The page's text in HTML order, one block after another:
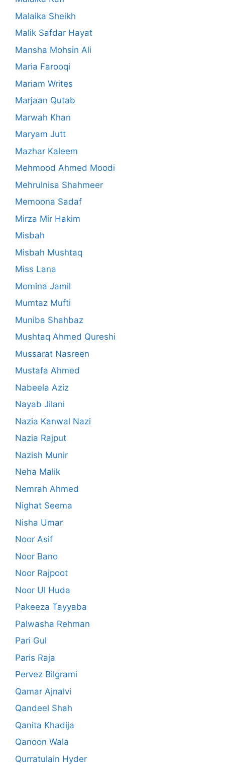
Malaika Sheikh
Malik Safdar Hayat
Mansha Mohsin Ali
Maria Farooqi
Mariam Writes
Marjaan Qutab
Marwah Khan
Maryam Jutt
Mazhar Kaleem
Mehmood Ahmed Moodi
Mehrulnisa Shahmeer
Memoona Sadaf
Mirza Mir Hakim
Misbah
Misbah Mushtaq
Miss Lana
Momina Jamil
Mumtaz Mufti
Muniba Shahbaz
Mushtaq Ahmed Qureshi
Mussarat Nasreen
Mustafa Ahmed
Nabeela Aziz
Nayab Jilani
Nazia Kanwal Nazi
Nazia Rajput
Nazish Munir
Neha Malik
Nemrah Ahmed
Nighat Seema
Nisha Umar
Noor Asif
Noor Bano
Noor Rajpoot
Noor Ul Huda
Pakeeza Tayyaba
Palwasha Rehman
Pari Gul
Paris Raja
Pervez Bilgrami
Qamar Ajnalvi
Qandeel Shah
Qanita Khadija
Qanoon Wala
Qurratulain Hyder